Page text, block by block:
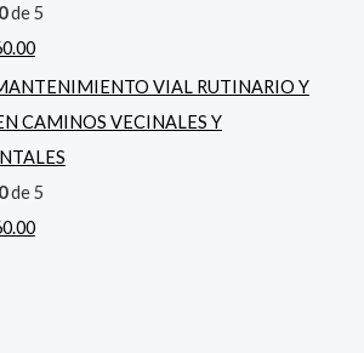
0de 5
VIAL RUTINARIO Y
CAMINOS VECINALES Y
0de 5